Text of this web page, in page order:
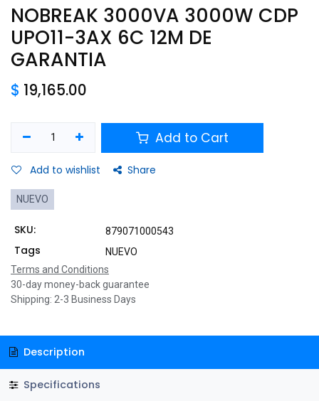
NOBREAK 3000VA 3000W CDP
UPO11-3AX 6C 12M DE
GARANTIA
$ 19,165.00
Add to Cart
Add to wishlist Share
NUEVO
SKU: 879071000543
Tags
NUEVO
Terms and Conditions
30-day money-back guarantee
Shipping: 2-3 Business Days
Description
Specifications